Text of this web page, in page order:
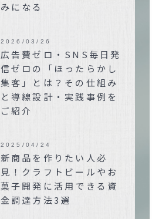
みになる
広告費ゼロ・SNS毎日発
信ゼロの「ほったらかし
集客」とは？その仕組み
と導線設計・実践事例を
ご紹介
2026/03/26
新商品を作りたい人必
見！クラフトビールやお
菓子開発に活用できる資
金調達方法3選
2025/04/24